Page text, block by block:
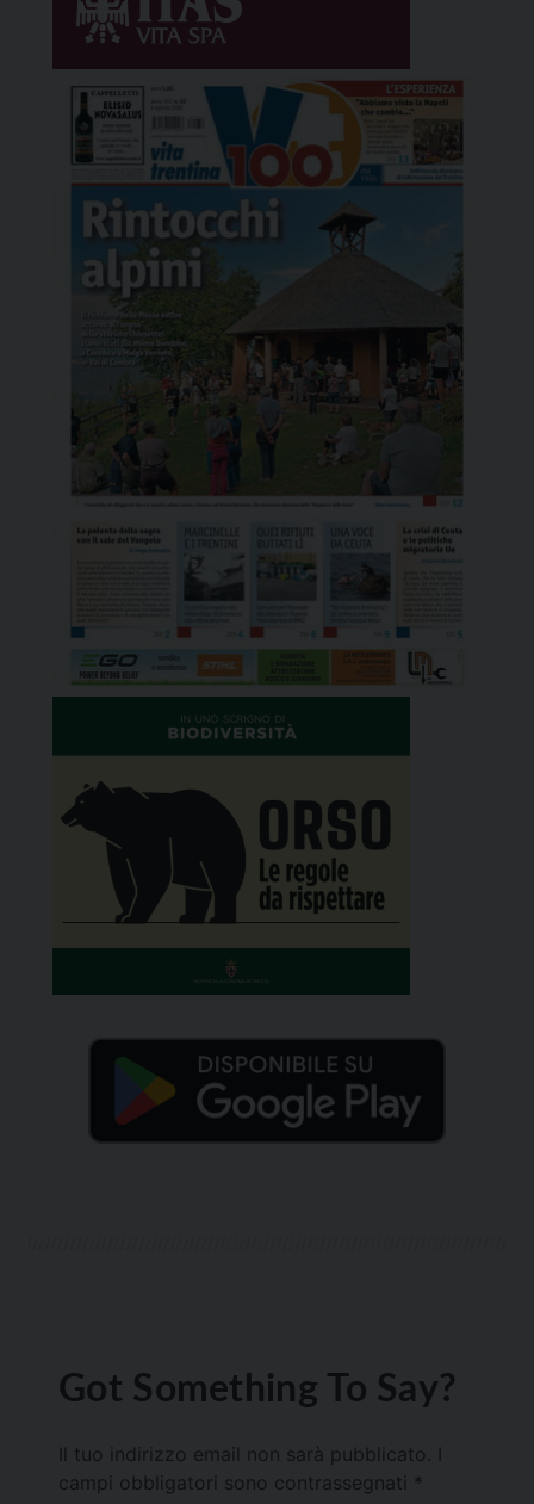
Got Something To Say?
Il tuo indirizzo email non sarà pubblicato.
campi obbligatori sono contrassegnati *